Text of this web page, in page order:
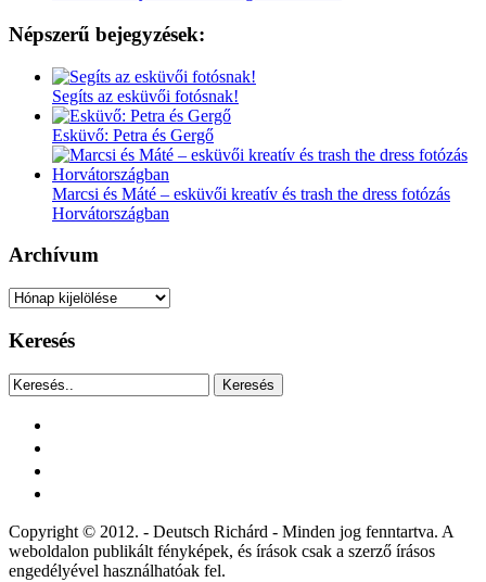
Népszerű bejegyzések:
Segíts az esküvői fotósnak!
Esküvő: Petra és Gergő
Marcsi és Máté – esküvői kreatív és trash the dress fotózás
Horvátországban
Archívum
Archívum
Keresés
Keresés
Copyright © 2012. - Deutsch Richárd - Minden jog fenntartva. A
weboldalon publikált fényképek, és írások csak a szerző írásos
engedélyével használhatóak fel.